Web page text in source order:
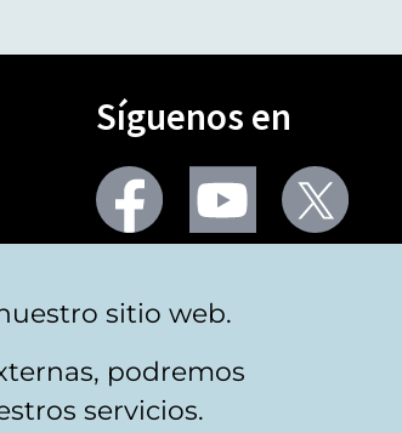
Síguenos en
Seguir
en
facebook
Seguir
en
youtubeX
sitio web.
podremos
servicios.